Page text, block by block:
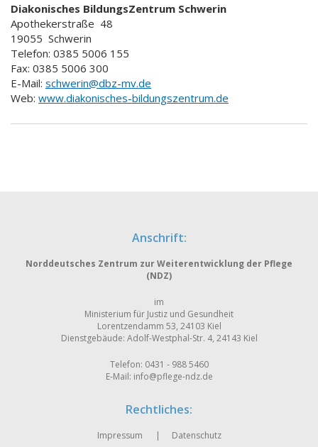
Diakonisches BildungsZentrum Schwerin
Apothekerstraße 48
19055 Schwerin
Telefon: 0385 5006 155
Fax: 0385 5006 300
E-Mail: schwerin@dbz-mv.de
Web: www.diakonisches-bildungszentrum.de
Anschrift:
Norddeutsches Zentrum zur Weiterentwicklung der Pflege
(NDZ)
im
Ministerium für Justiz und Gesundheit
Lorentzendamm 53, 24103 Kiel
Dienstgebäude: Adolf-Westphal-Str. 4, 24143 Kiel
Telefon: 0431 - 988 5460
E-Mail: info@pflege-ndz.de
Rechtliches:
Impressum Datenschutz